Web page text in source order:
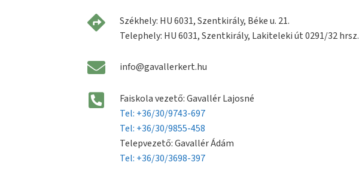
Székhely: HU 6031, Szentkirály, Béke u. 21.
Telephely: HU 6031, Szentkirály, Lakiteleki út 0291/32 hrsz.
info@gavallerkert.hu
Faiskola vezető: Gavallér Lajosné
Tel: +36/30/9743-697
Tel: +36/30/9855-458
Telepvezető: Gavallér Ádám
Tel: +36/30/3698-397